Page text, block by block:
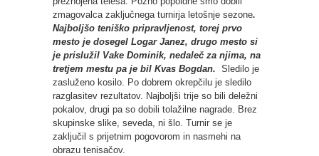
zmagovalca zaključnega turnirja letošnje sezone.
Najboljšo teniško pripravljenost, torej prvo
mesto je dosegel Logar Janez, drugo mesto si
je prislužil Vake Dominik, nedaleč za njima, na
tretjem mestu pa je bil Kvas Bogdan. Sledilo je
zasluženo kosilo. Po dobrem okrepčilu je sledilo
razglasitev rezultatov. Najboljši trije so bili deležni
pokalov, drugi pa so dobili tolažilne nagrade. Brez
skupinske slike, seveda, ni šlo. Turnir se je
zaključil s prijetnim pogovorom in nasmehi na
obrazu tenisačov.